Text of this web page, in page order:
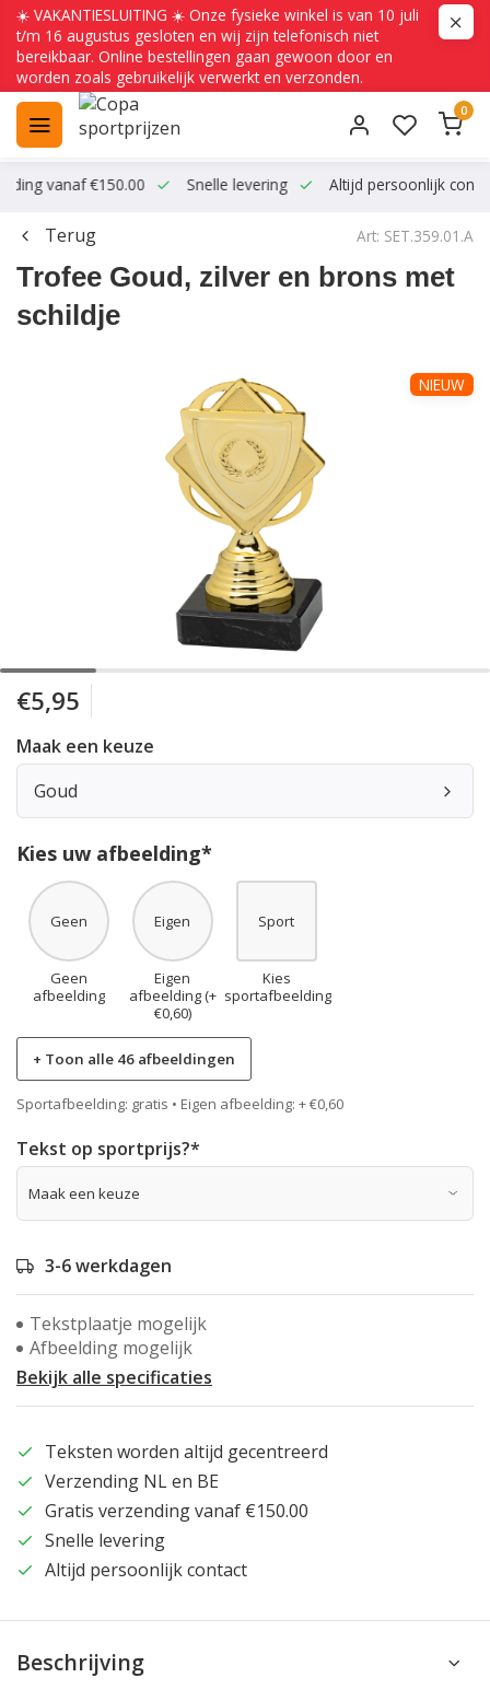
☀️ VAKANTIESLUITING ☀️ Onze fysieke winkel is van 10 juli
t/m 16 augustus gesloten en wij zijn telefonisch niet
bereikbaar. Online bestellingen gaan gewoon door en
worden zoals gebruikelijk verwerkt en verzonden.
0
vanaf €150.00 Snelle levering Altijd persoonlijk
Terug Art: SET.359.01.A
Trofee Goud, zilver en brons met
schildje
NIEUW
€5,95
Maak een keuze
Goud
Kies uw afbeelding*
Geen
Geen
afbeelding
Eigen
Eigen
afbeelding (+
€0,60)
Sport
Kies
sportafbeelding
+ Toon alle 46 afbeeldingen
Sportafbeelding: gratis • Eigen afbeelding: + €0,60
Tekst op sportprijs?*
3-6 werkdagen
Tekstplaatje mogelijk
Afbeelding mogelijk
Bekijk alle specificaties
Teksten worden altijd gecentreerd
Verzending NL en BE
Gratis verzending vanaf €150.00
Snelle levering
Altijd persoonlijk contact
Beschrijving